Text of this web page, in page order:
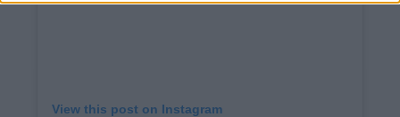
View this post on Instagram